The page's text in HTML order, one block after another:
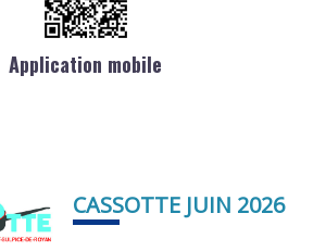
Application mobile
CASSOTTE JUIN 2026